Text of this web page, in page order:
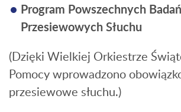
Program Powszechnych Badań
Przesiewowych Słuchu
(Dzięki Wielkiej Orkiestrze
Pomocy wprowadzono
przesiewowe słuchu.)